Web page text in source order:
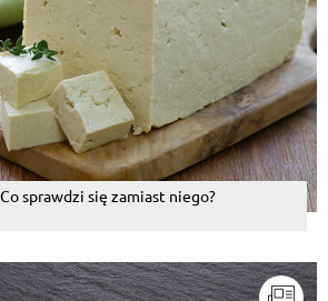
sprawdzi się zamiast niego?